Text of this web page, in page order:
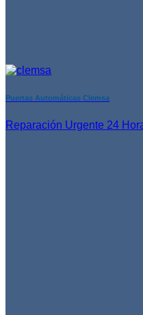
Puertas Automáticas Clemsa
Reparación Urgente 24